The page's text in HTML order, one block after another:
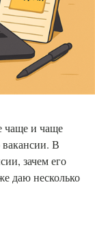
чаще и чаще
вакансии. В
зачем его
даю несколько